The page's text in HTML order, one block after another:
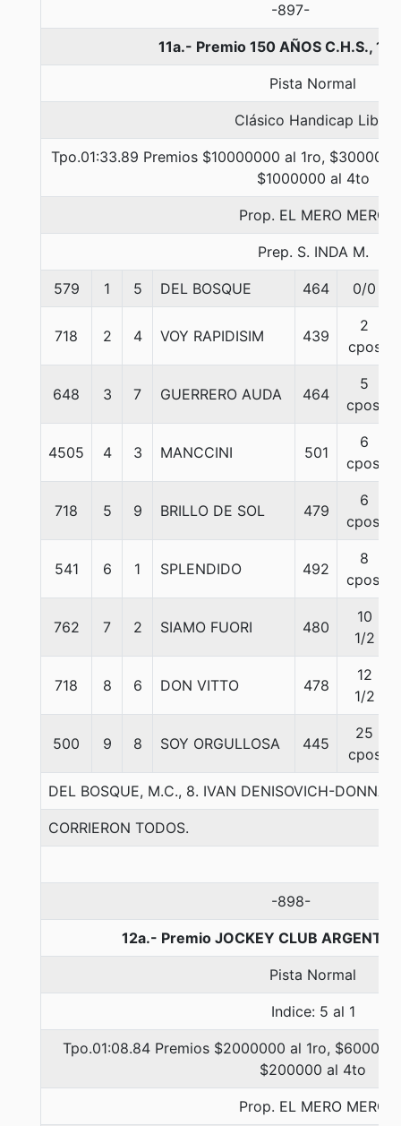
-897-
11a.- Premio 150 AÑOS C.H.S.,
Pista Normal
Clásico Handicap Libre
Tpo.01:33.89 Premios $10000000 al 1ro,
$1000000 al 4to
Prop. EL MERO MERO
Prep. S. INDA M.
579 1 5 DEL BOSQUE 464 0/0
718 2 4 VOY RAPIDISIM 439
2
cpos
648 3 7 GUERRERO AUDA 464
5
cpos.
4505 4 3 MANCCINI 501
6
cpos.
718 5 9 BRILLO DE SOL 479
6
cpos.
541 6 1 SPLENDIDO 492
8
cpos.
762 7 2 SIAMO FUORI 480
10
1/2
718 8 6 DON VITTO 478
12
1/2
500 9 8 SOY ORGULLOSA 445
25
cpos
DEL BOSQUE, M.C., 8. IVAN DENISOVICH-DONNA
CORRIERON TODOS.
-898-
12a.- Premio JOCKEY CLUB
Pista Normal
Indice: 5 al 1
Tpo.01:08.84 Premios $2000000 al 1ro,
$200000 al 4to
Prop. EL MERO MERO